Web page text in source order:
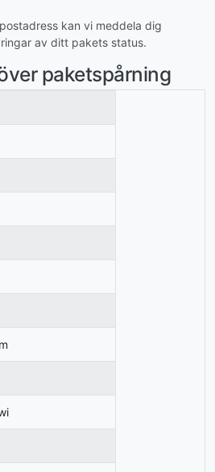
kan vi meddela dig
av ditt pakets status.
paketspårning